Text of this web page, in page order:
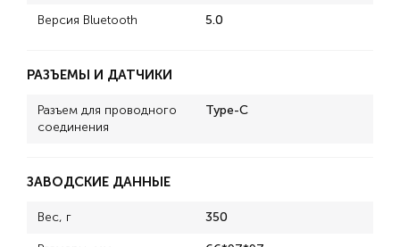
Версия Bluetooth 5.0
РАЗЪЕМЫ И ДАТЧИКИ
Разъем для проводного
соединения
Type-C
ЗАВОДСКИЕ ДАННЫЕ
Вес, г 350